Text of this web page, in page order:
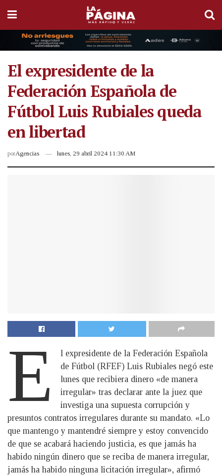
El expresidente de la
Federación Española de
Fútbol Luis Rubiales queda
en libertad
porAgencias lunes, 29 abril 2024 11:30 AM
E
l expresidente de la Federación Española
de Fútbol (RFEF) Luis Rubiales negó este
lunes que recibiera dinero «de manera
irregular» tras declarar ante la juez que
investiga una supuesta corrupción y
presuntos contratos irregulares durante su mandato. «Lo
que mantengo y mantendré siempre y estoy convencido
de que se acabará haciendo justicia, es que jamás ha
habido ningún dinero que se reciba de manera irregular,
jamás ha habido ninguna licitación irregular», afirmó